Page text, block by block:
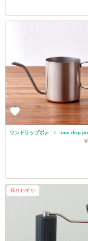
ワンドリップポテ / one drip
残りわずか